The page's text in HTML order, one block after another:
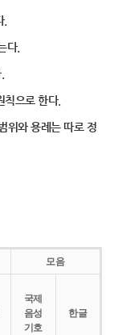
.
다.
칙으로 한다.
위와 용례는 따로 정
모음
국제
음성
기호
한글